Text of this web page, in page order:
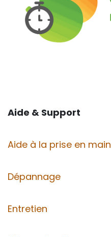
Aide & Support
Aide à la prise en main
Dépannage
Entretien